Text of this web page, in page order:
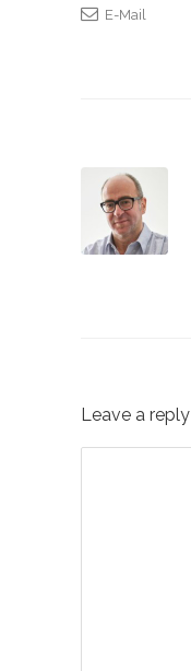
E-Mail
Leave a reply